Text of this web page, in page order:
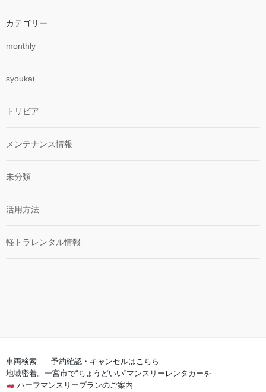
カテゴリー
monthly
syoukai
トリビア
メンテナンス情報
未分類
活用方法
軽トラレンタル情報
車両検索
予約確認・キャンセルはこちら
地域密着。一宮市で“ちょうどいい”マンスリーレンタカーを
ハーフマンスリープランのご案内